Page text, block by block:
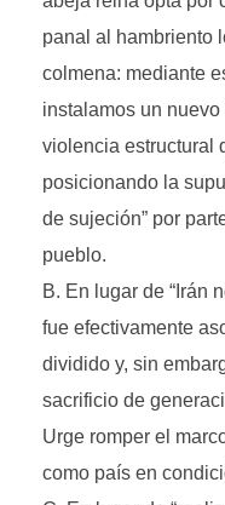
panal al hambriento
colmena: mediante
instalamos un
violencia estructural
posicionando la
de sujeción” por
pueblo.
En lugar de “Irán
fue efectivamente
dividido y, sin
sacrificio de
Urge romper el
como país en